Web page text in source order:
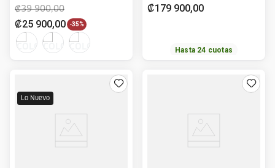
₡39 900,00
₡25 900,00 -35%
₡179 900,00
Hasta 24 cuotas
Lo Nuevo